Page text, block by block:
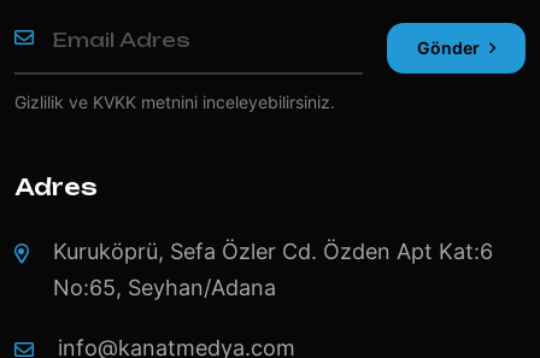
Gönder
Gizlilik ve KVKK metnini inceleyebilirsiniz.
Adres
Kuruköprü, Sefa Özler Cd. Özden Apt Kat:6
No:65, Seyhan/Adana
info@kanatmedya.com